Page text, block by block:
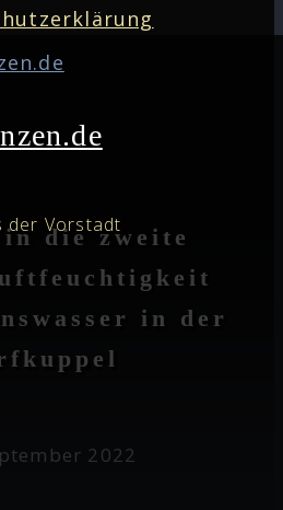
der Vorstadt
die zweite
in der
2022